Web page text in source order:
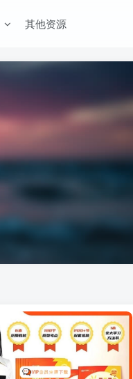
其他资源